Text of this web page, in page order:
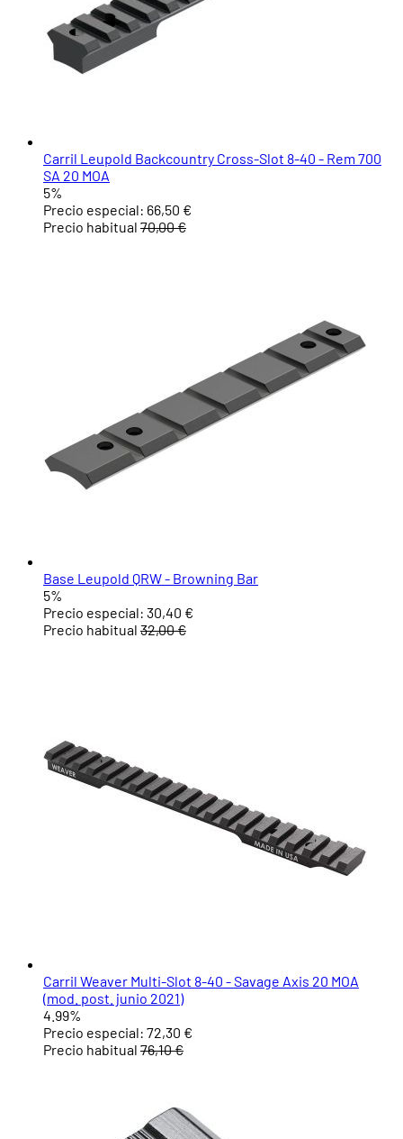
Carril Leupold Backcountry Cross-Slot 8-40 - Rem 700
SA 20 MOA
5%
Precio especial: 66,50 €
Precio habitual 70,00 €
Base Leupold QRW - Browning Bar
5%
Precio especial: 30,40 €
Precio habitual 32,00 €
Carril Weaver Multi-Slot 8-40 - Savage Axis 20 MOA
(mod. post. junio 2021)
4.99%
Precio especial: 72,30 €
Precio habitual 76,10 €